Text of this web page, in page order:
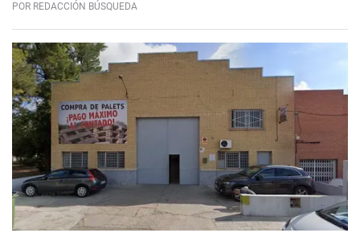
POR REDACCIÓN BÚSQUEDA